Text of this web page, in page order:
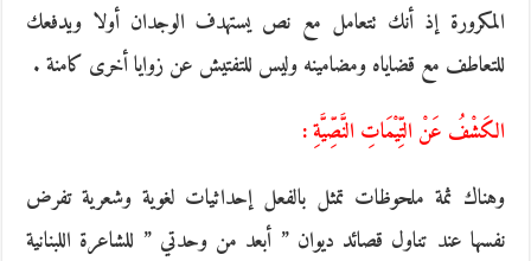
المكرورة إذ أنك تتعامل مع نص يستهدف الوجدان أولا ويدفعك
للتعاطف مع قضاياه ومضامينه وليس للتفتيش عن زوايا أخرى كامنة .
الكَشْفُ عَنْ التِّيْمَاتِ النَّصِّيَّةِ :
وهناك ثمة ملحوظات تمثل بالفعل إحداثيات لغوية وشعرية تفرض
نفسها عند تناول قصائد ديوان ” أبعد من وحدتي ” للشاعرة اللبنانية